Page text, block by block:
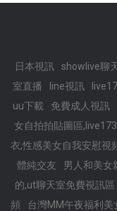
日本視訊 showlive聊
室直播
line視訊
uu下載
免費成人視訊
女自拍拍貼圖區
衣,性感美女自我安慰視
體純交友
男人和美女
的,ut聊天室免費視訊區
頻
台灣MM午夜福利美